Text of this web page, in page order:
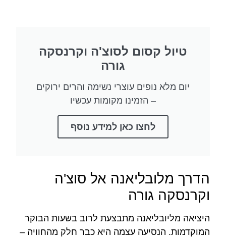
טיול קסום לסוצ'ה וקרנסקה
גורה
יום מלא נופים עוצרי נשימה והרים ירוקים
– הזמינו מקומות עכשיו
לחצו כאן למידע נוסף
הדרך מלובליאנה אל סוצ'ה
וקרנסקה גורה
היציאה מליובליאנה מתבצעת לרוב בשעות הבוקר
המוקדמות. הנסיעה עצמה היא כבר חלק מהחוויה –